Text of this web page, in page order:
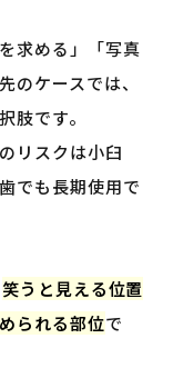
求める」「写真
のケースでは、
肢です。
リスクは小臼
でも長期使用で
笑うと見える位置
られる部位で